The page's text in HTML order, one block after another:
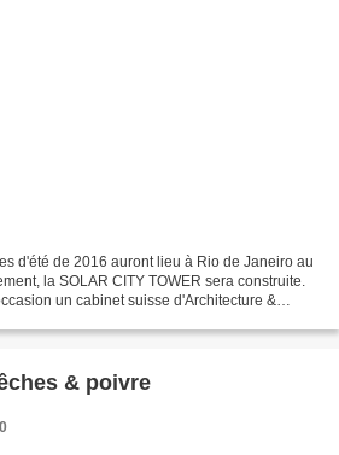
d'été de 2016 auront lieu à Rio de Janeiro au
la SOLAR CITY TOWER sera construite.
un cabinet suisse d'Architecture &
& poivre